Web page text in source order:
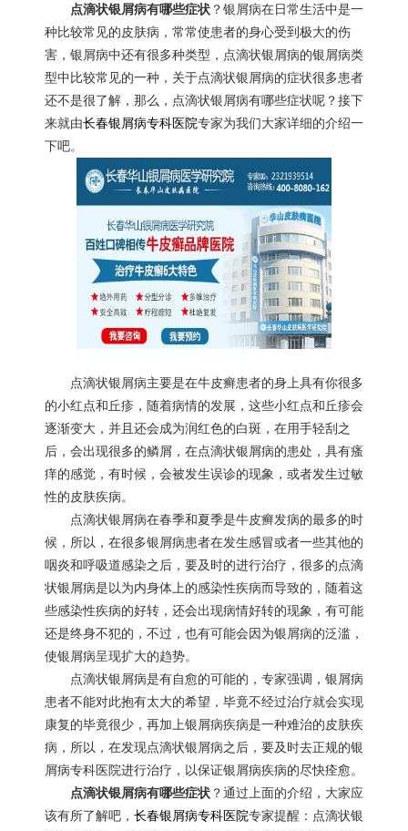
点滴状银屑病有哪些症状 ？银屑病在日常生活中是一
种比较常见的皮肤病，常常使患者的身心受到极大的伤
害，银屑病中还有很多种类型，点滴状银屑病的银屑病类
型中比较常见的一种，关于点滴状银屑病的症状很多患者
还不是很了解，那么，点滴状银屑病有哪些症状呢？接下
来就由长春银屑病专科医院专家为我们大家详细的介绍一
下吧。
点滴状银屑病主要是在牛皮癣患者的身上具有你很多
的小红点和丘疹，随着病情的发展，这些小红点和丘疹会
逐渐变大，并且还会成为润红色的白斑，在用手轻刮之
后，会出现很多的鳞屑，在点滴状银屑病的患处，具有瘙
痒的感觉，有时候，会被发生误诊的现象，或者发生过敏
性的皮肤疾病。
点滴状银屑病在春季和夏季是牛皮癣发病的最多的时
候，所以，在很多银屑病患者在发生感冒或者一些其他的
咽炎和呼吸道感染之后，要及时的进行治疗，很多的点滴
状银屑病是以为内身体上的感染性疾病而导致的，随着这
些感染性疾病的好转，还会出现病情好转的现象，有可能
还是终身不犯的，不过，也有可能会因为银屑病的泛滥，
使银屑病呈现扩大的趋势。
点滴状银屑病是有自愈的可能的，专家强调，银屑病
患者不能对此抱有太大的希望，毕竟不经过治疗就会实现
康复的毕竟很少，再加上银屑病疾病是一种难治的皮肤疾
病，所以，在发现点滴状银屑病之后，要及时去正规的银
屑病专科医院进行治疗，以保证银屑病疾病的尽快痊愈。
点滴状银屑病有哪些症状 ？通过上面的介绍，大家应
该有所了解吧， 长春银屑病专科医院专家提醒：点滴状银